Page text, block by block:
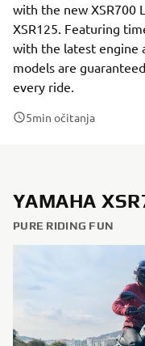
with the new XSR700
XSR125. Featuring
with the latest engine
models are
every ride.
5min očitanja
YAMAHA
PURE RIDING FUN